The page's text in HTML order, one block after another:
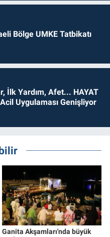
Bölge UMKE Tatbikatı
İlk Yardım, Afet... HAYAT
Uygulaması Genişliyor
Ganita Akşamları'nda büyük